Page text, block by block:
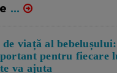
...
viață al
pentru fiecare
va ajuta